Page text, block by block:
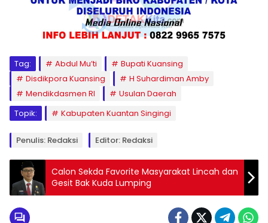
Tag: Abdul Mu’ti
Bupati Kuansing
Disdikpora Kuansing
H Suhardiman Amby
Mendikdasmen RI
Usulan Daerah
Topik:
Kabupaten Kuantan Singingi
Penulis: Redaksi Editor: Redaksi
Calon Sekda Favorite Masyarakat Lincah dan
Gesit Bak Kuda Lumping